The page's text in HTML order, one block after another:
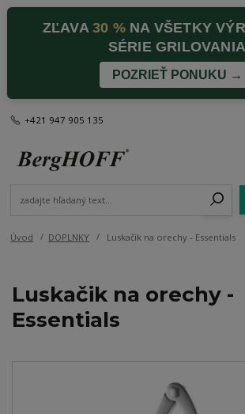
ZĽAVA30 %NA VŠETKY
SÉRIE GRILOVANIA
POZRIEŤ PONUKU →
+421 947 905 135
Úvod DOPLNKY Luskačik na orechy - Essentials
Luskačik na orechy -
Essentials